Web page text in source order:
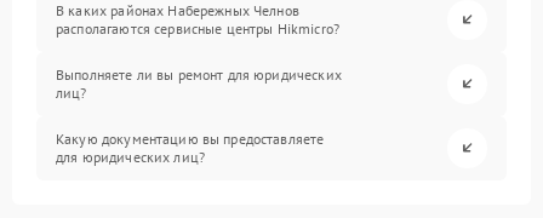
В каких районах Набережных Челнов
располагаются сервисные центры Hikmicro?
Выполняете ли вы ремонт для юридических
лиц?
Какую документацию вы предоставляете
для юридических лиц?